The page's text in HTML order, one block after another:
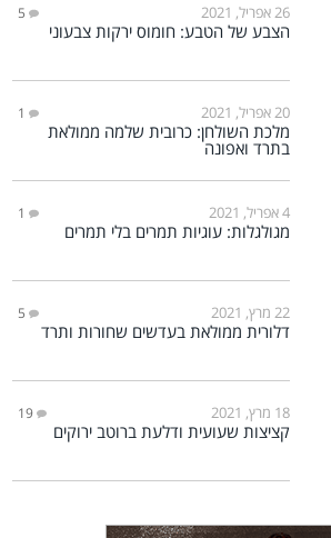
26 אפריל, 2021 5
הצבע של הטבע: חומוס ירקות צבעוני
20 אפריל, 2021 1
מלכת השולחן: כרובית שלמה ממולאת
בתרד ואפונה
4 אפריל, 2021 1
מגולגלות: עוגיות תמרים בלי תמרים
22 מרץ, 2021 5
דלורית ממולאת בעדשים שחורות ותרד
18 מרץ, 2021 19
קציצות שעועית ודלעת ברוטב ירוקים